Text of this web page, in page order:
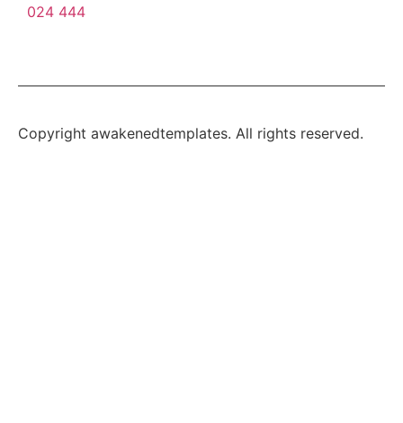
024 444
Copyright awakenedtemplates. All rights reserved.